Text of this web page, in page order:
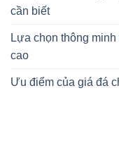
cần biết
Lựa chọn thông
cao
Ưu điểm của giá đá